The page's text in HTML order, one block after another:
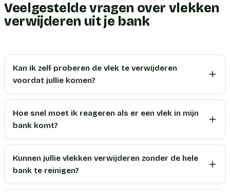
Veelgestelde vragen over vlekken
verwijderen uit je bank
Kan ik zelf proberen de vlek te verwijderen
voordat jullie komen?
Hoe snel moet ik reageren als er een vlek in mijn
bank komt?
Kunnen jullie vlekken verwijderen zonder de hele
bank te reinigen?